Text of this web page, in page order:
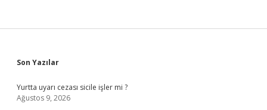
Sidebar
Son Yazılar
Yurtta uyarı cezası sicile işler mi ?
Ağustos 9, 2026